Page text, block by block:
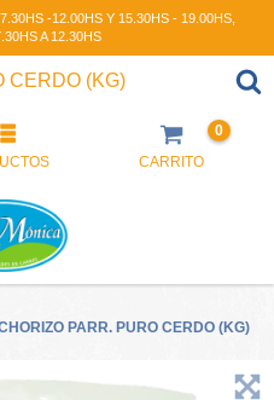
-12.00HS Y 15.30HS - 19.00HS,
A 12.30HS
CERDO (KG)
CARRITO
0
PARR. PURO CERDO (KG)